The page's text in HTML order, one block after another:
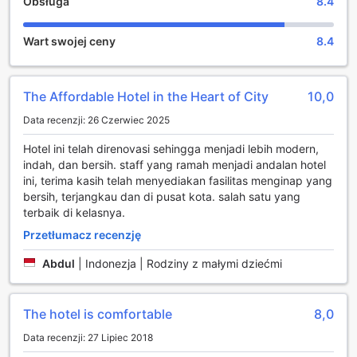
podróżowanie po okolicy staje się niezwykle proste i
przyjemne. Na terenie obiektu znajduje się przestronny
parking, co jest idealnym rozwiązaniem dla gości
bez obaw zaparkować swoje pojazdy na miejscu, zyskując
pewność, że są one w bezpiecznym miejscu przez cały
czas pobytu.
Dzięki onsite'owemu parkingowi, podróżni mogą
swobodnie eksplorować piękno Banyuwangi i okolic, nie
martwiąc się o transport publiczny. Hotel Selamet
zapewnia wygodny dostęp do lokalnych atrakcji, a
możliwość parkowania na terenie obiektu znacznie ułatwia
dla tych, którzy cenią sobie komfort i niezależność w
podróżach.
Wygodne i Komfortowe Pokoje w Hotelu Selamet
Hotel Selamet w Banyuwangi oferuje swoim gościom
przestronne i komfortowe pokoje, które są doskonałym
miejscem na relaks po dniu pełnym przygód. Każdy pokój
Wart swojej ceny 8.4
The Affordable Hotel in the Heart of City 10,0
Data recenzji: 26 Czerwiec 2025
Hotel ini telah direnovasi sehingga menjadi lebih modern,
indah, dan bersih. staff yang ramah menjadi andalan hotel
ini, terima kasih telah menyediakan fasilitas menginap yang
bersih, terjangkau dan di pusat kota. salah satu yang
terbaik di kelasnya.
Przetłumacz recenzję
Abdul Indonezja | Rodziny z małymi dziećmi
The hotel is comfortable 8,0
Data recenzji: 27 Lipiec 2018